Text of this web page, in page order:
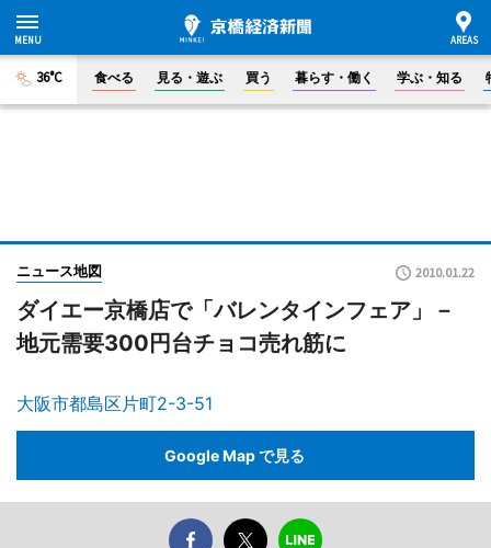
36°C 食べる 見る・遊ぶ 買う 暮らす・働く 学ぶ・知る
ニュース地図 2010.01.22
ダイエー京橋店で「バレンタインフェア」－
地元需要300円台チョコ売れ筋に
大阪市都島区片町2-3-51
Google Map で見る